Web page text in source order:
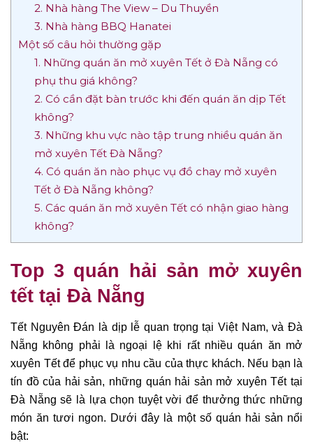
2. Nhà hàng The View – Du Thuyền
3. Nhà hàng BBQ Hanatei
Một số câu hỏi thường gặp
1. Những quán ăn mở xuyên Tết ở Đà Nẵng có
phụ thu giá không?
2. Có cần đặt bàn trước khi đến quán ăn dịp Tết
không?
3. Những khu vực nào tập trung nhiều quán ăn
mở xuyên Tết Đà Nẵng?
4. Có quán ăn nào phục vụ đồ chay mở xuyên
Tết ở Đà Nẵng không?
5. Các quán ăn mở xuyên Tết có nhận giao hàng
không?
Top 3 quán hải sản mở xuyên
tết tại Đà Nẵng
Tết Nguyên Đán là dịp lễ quan trọng tại Việt Nam, và Đà
Nẵng không phải là ngoại lệ khi rất nhiều quán ăn mở
xuyên Tết để phục vụ nhu cầu của thực khách. Nếu bạn là
tín đồ của hải sản, những quán hải sản mở xuyên Tết tại
Đà Nẵng sẽ là lựa chọn tuyệt vời để thưởng thức những
món ăn tươi ngon. Dưới đây là một số quán hải sản nổi
bật: